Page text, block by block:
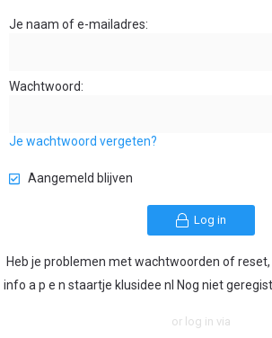
Je naam of e-mailadres
Wachtwoord
Je wachtwoord vergeten?
Aangemeld blijven
Log in
Heb je problemen met wachtwoorden of
info a p e n staartje klusidee nl Nog niet
or log in via